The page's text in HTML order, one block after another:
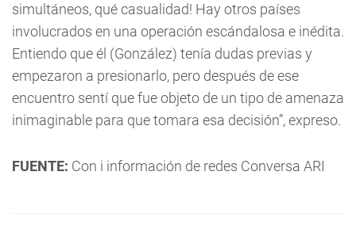
simultáneos, qué casualidad! Hay otros países
involucrados en una operación escándalosa e inédita.
Entiendo que él (González) tenía dudas previas y
empezaron a presionarlo, pero después de ese
encuentro sentí que fue objeto de un tipo de amenaza
inimaginable para que tomara esa decisión”, expreso.
FUENTE: Con i información de redes Conversa ARI